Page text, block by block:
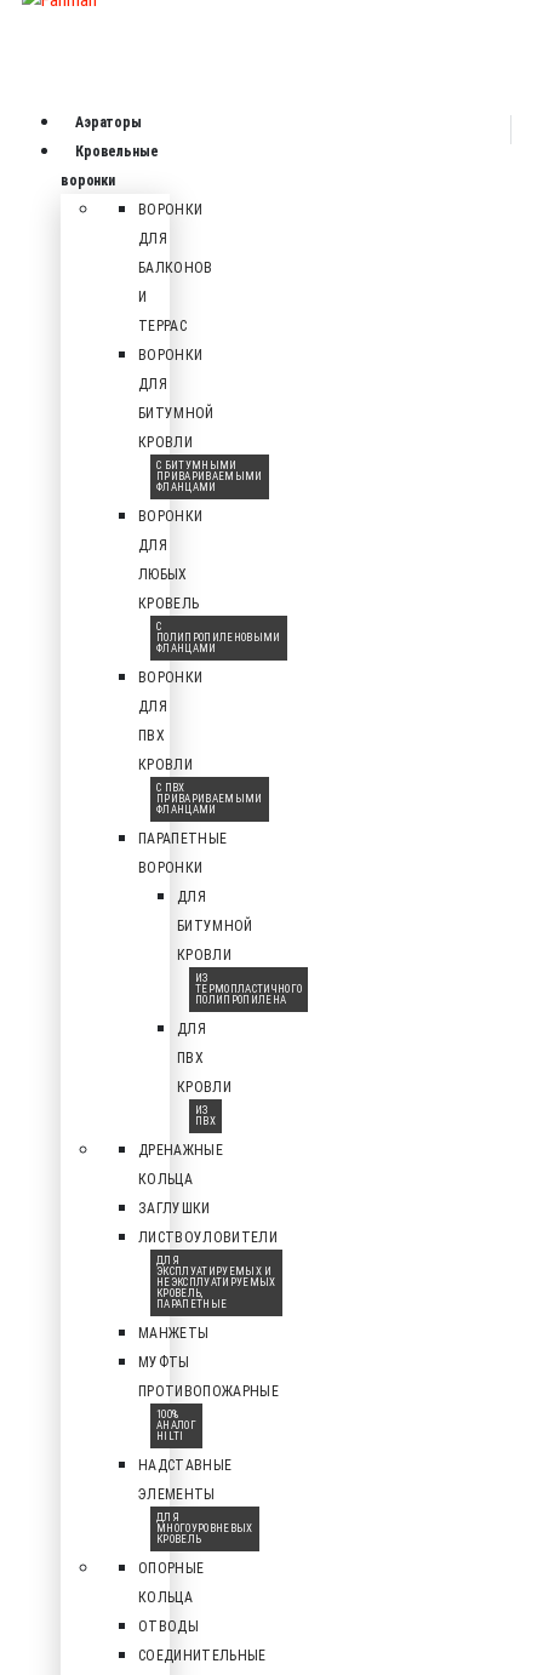
Аэраторы
Кровельные
воронки
ВОРОНКИ
ДЛЯ
БАЛКОНОВ
И
ТЕРРАС
ВОРОНКИ
ДЛЯ
БИТУМНОЙ
КРОВЛИ
С БИТУМНЫМИ
ПРИВАРИВАЕМЫМИ
ФЛАНЦАМИ
ВОРОНКИ
ДЛЯ
ЛЮБЫХ
КРОВЕЛЬ
С
ПОЛИПРОПИЛЕНОВЫМИ
ФЛАНЦАМИ
ВОРОНКИ
ДЛЯ
ПВХ
КРОВЛИ
С ПВХ
ПРИВАРИВАЕМЫМИ
ФЛАНЦАМИ
ПАРАПЕТНЫЕ
ВОРОНКИ
ДЛЯ
БИТУМНОЙ
КРОВЛИ
ИЗ
ТЕРМОПЛАСТИЧНОГО
ПОЛИПРОПИЛЕНА
ДЛЯ
ПВХ
КРОВЛИ
ИЗ
ПВХ
ДРЕНАЖНЫЕ
КОЛЬЦА
ЗАГЛУШКИ
ЛИСТВОУЛОВИТЕЛИ
ДЛЯ
ЭКСПЛУАТИРУЕМЫХ И
НЕЭКСПЛУАТИРУЕМЫХ
КРОВЕЛЬ,
ПАРАПЕТНЫЕ
МАНЖЕТЫ
МУФТЫ
ПРОТИВОПОЖАРНЫЕ
100%
АНАЛОГ
HILTI
НАДСТАВНЫЕ
ЭЛЕМЕНТЫ
ДЛЯ
МНОГОУРОВНЕВЫХ
КРОВЕЛЬ
ОПОРНЫЕ
КОЛЬЦА
ОТВОДЫ
СОЕДИНИТЕЛЬНЫЕ